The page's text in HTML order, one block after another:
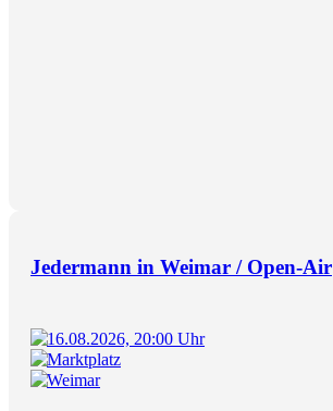
Jedermann in Weimar / Open-Air
16.08.2026, 20:00 Uhr
Marktplatz
Weimar